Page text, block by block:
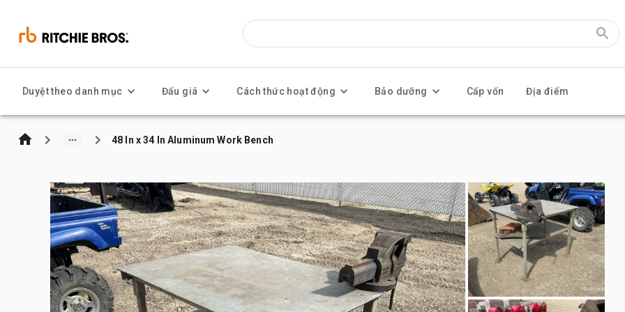
Duyệt theo danh mục Đấu giá Cách thức hoạt động Bảo dưỡng Cấp vốn Địa điểm
48 In x 34 In Aluminum Work Bench